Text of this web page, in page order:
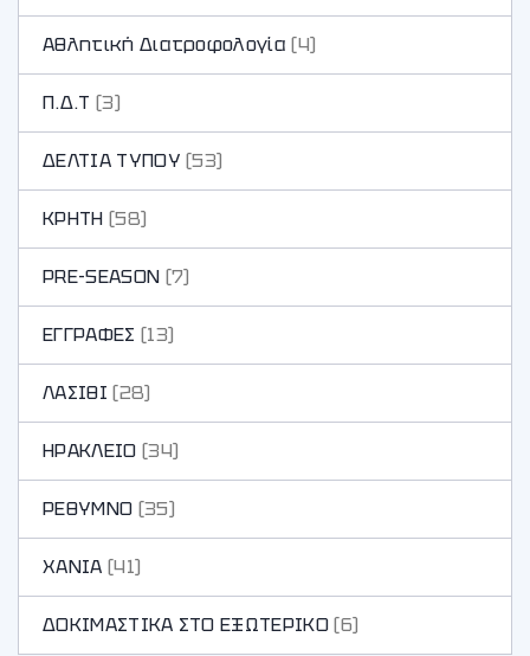
Αθλητική Διατροφολογία (4)
Π.Δ.Τ (3)
ΔΕΛΤΙΑ ΤΥΠΟΥ (53)
ΚΡΗΤΗ (58)
PRE-SEASON (7)
ΕΓΓΡΑΦΕΣ (13)
ΛΑΣΙΘΙ (28)
ΗΡΑΚΛΕΙΟ (34)
ΡΕΘΥΜΝΟ (35)
ΧΑΝΙA (41)
ΔΟΚΙΜΑΣΤΙΚΑ ΣΤΟ ΕΞΩΤΕΡΙΚΟ(6)